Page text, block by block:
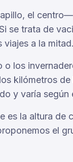
el
se trata de
a la mitad.
o los
kilómetros de
y varía según
es la altura de
el